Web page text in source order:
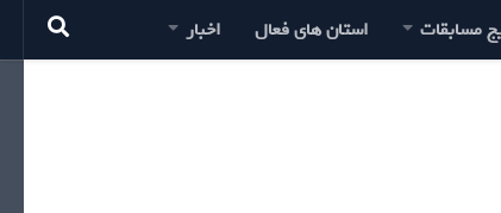
مسابقات استان های فعال اخبار